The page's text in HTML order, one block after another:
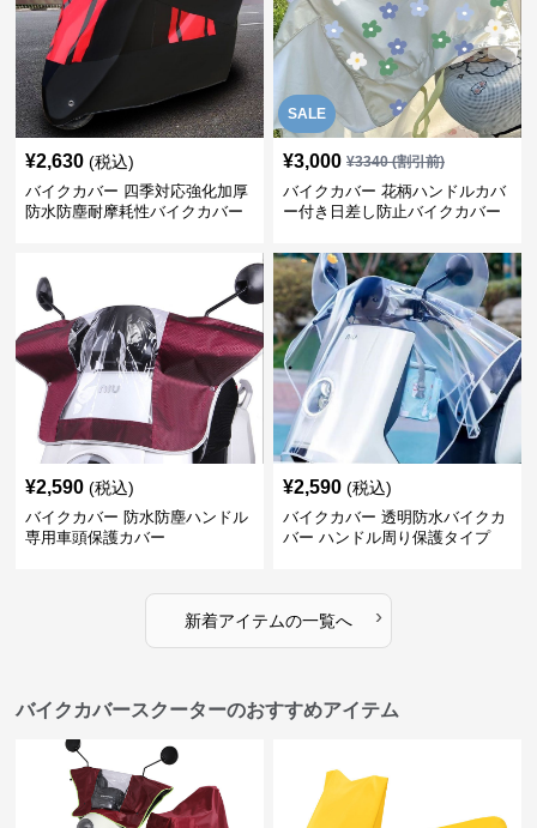
¥2,630 (税込)
バイクカバー 四季対応強化加厚
防水防塵耐摩耗性バイクカバー
SALE
¥3,000 ¥3340(割引前)
バイクカバー 花柄ハンドルカバ
ー付き日差し防止バイクカバー
¥2,590 (税込)
バイクカバー 防水防塵ハンドル
専用車頭保護カバー
¥2,590 (税込)
バイクカバー 透明防水バイクカ
バー ハンドル周り保護タイプ
新着アイテムの一覧へ ›
バイクカバースクーターのおすすめアイテム